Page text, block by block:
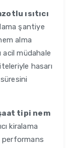
ısıtıcı
şantiye
alma
acil müdahale
hasarı
tipi nem
kiralama
performans